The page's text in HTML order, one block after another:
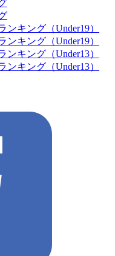
キング（Under19）
キング（Under19）
キング（Under13）
キング（Under13）